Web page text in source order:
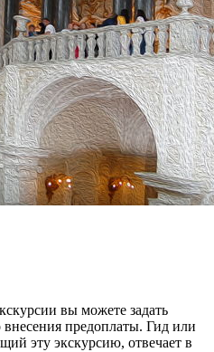
вы можете задать
предоплаты. Гид или
эту экскурсию, отвечает в